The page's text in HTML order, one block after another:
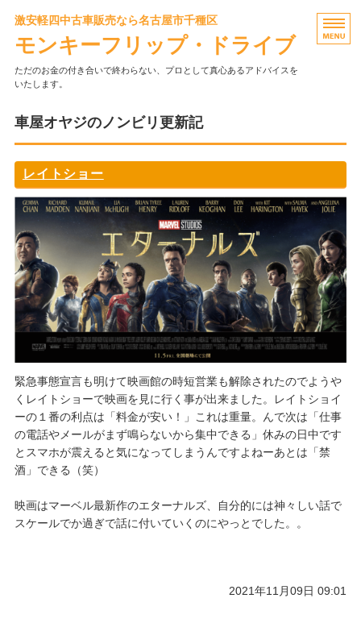
激安軽四中古車販売なら名古屋市千種区
モンキーフリップ・ドライブ
ただのお金の付き合いで終わらない、プロとして真心あるアドバイスを
いたします。
トップ
当店のこだわり
お客様の声
店舗概要
車屋オヤジのノンビリ更新記
レイトショー
緊急事態宣言も明けて映画館の時短営業も解除されたのでようや
くレイトショーで映画を見に行く事が出来ました。レイトショイ
ーの１番の利点は「料金が安い！」これは重量。んで次は「仕事
の電話やメールがまず鳴らないから集中できる」休みの日中です
とスマホが震えると気になってしまうんですよねーあとは「禁
酒」できる（笑）
映画はマーベル最新作のエターナルズ、自分的には神々しい話で
スケールでか過ぎで話に付いていくのにやっとでした。。
2021年11月09日 09:01